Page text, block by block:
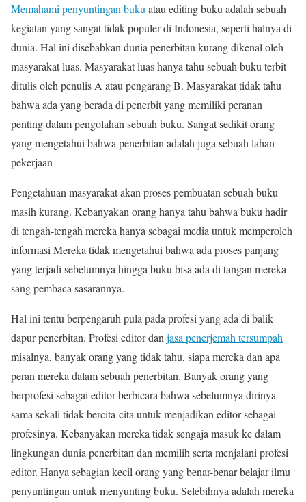
Memahami penyuntingan buku atau editing buku adalah sebuah
kegiatan yang sangat tidak populer di Indonesia, seperti halnya di
dunia. Hal ini disebabkan dunia penerbitan kurang dikenal oleh
masyarakat luas. Masyarakat luas hanya tahu sebuah buku terbit
ditulis oleh penulis A atau pengarang B. Masyarakat tidak tahu
bahwa ada yang berada di penerbit yang memiliki peranan
penting dalam pengolahan sebuah buku. Sangat sedikit orang
yang mengetahui bahwa penerbitan adalah juga sebuah lahan
pekerjaan
Pengetahuan masyarakat akan proses pembuatan sebuah buku
masih kurang. Kebanyakan orang hanya tahu bahwa buku hadir
di tengah-tengah mereka hanya sebagai media untuk memperoleh
informasi Mereka tidak mengetahui bahwa ada proses panjang
yang terjadi sebelumnya hingga buku bisa ada di tangan mereka
sang pembaca sasarannya.
Hal ini tentu berpengaruh pula pada profesi yang ada di balik
dapur penerbitan. Profesi editor dan jasa penerjemah tersumpah
misalnya, banyak orang yang tidak tahu, siapa mereka dan apa
peran mereka dalam sebuah penerbitan. Banyak orang yang
berprofesi sebagai editor berbicara bahwa sebelumnya dirinya
sama sekali tidak bercita-cita untuk menjadikan editor sebagai
profesinya. Kebanyakan mereka tidak sengaja masuk ke dalam
lingkungan dunia penerbitan dan memilih serta menjalani profesi
editor. Hanya sebagian kecil orang yang benar-benar belajar ilmu
penyuntingan untuk menyunting buku. Selebihnya adalah mereka